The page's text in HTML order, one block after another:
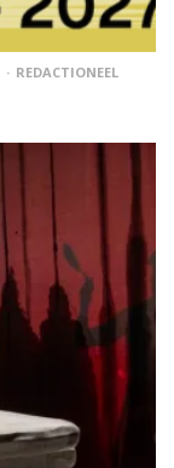
REDACTIONEEL